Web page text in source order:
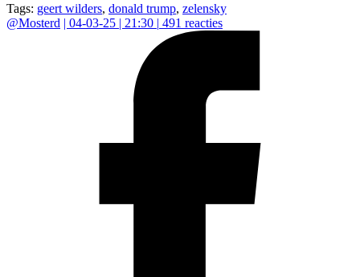
Tags: geert wilders, donald trump, zelensky
@Mosterd | 04-03-25 | 21:30 | 491 reacties